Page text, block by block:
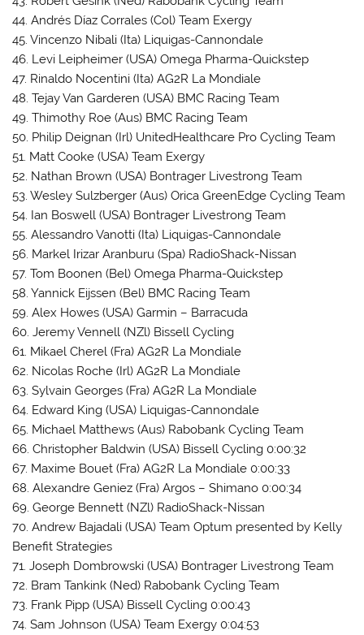
44. Andrés Díaz Corrales (Col) Team Exergy
45. Vincenzo Nibali (Ita) Liquigas-Cannondale
46. Levi Leipheimer (USA) Omega Pharma-Quickstep
47. Rinaldo Nocentini (Ita) AG2R La Mondiale
48. Tejay Van Garderen (USA) BMC Racing Team
49. Thimothy Roe (Aus) BMC Racing Team
50. Philip Deignan (Irl) UnitedHealthcare Pro Cycling Team
51. Matt Cooke (USA) Team Exergy
52. Nathan Brown (USA) Bontrager Livestrong Team
53. Wesley Sulzberger (Aus) Orica GreenEdge Cycling Team
54. Ian Boswell (USA) Bontrager Livestrong Team
55. Alessandro Vanotti (Ita) Liquigas-Cannondale
56. Markel Irizar Aranburu (Spa) RadioShack-Nissan
57. Tom Boonen (Bel) Omega Pharma-Quickstep
58. Yannick Eijssen (Bel) BMC Racing Team
59. Alex Howes (USA) Garmin – Barracuda
60. Jeremy Vennell (NZl) Bissell Cycling
61. Mikael Cherel (Fra) AG2R La Mondiale
62. Nicolas Roche (Irl) AG2R La Mondiale
63. Sylvain Georges (Fra) AG2R La Mondiale
64. Edward King (USA) Liquigas-Cannondale
65. Michael Matthews (Aus) Rabobank Cycling Team
66. Christopher Baldwin (USA) Bissell Cycling 0:00:32
67. Maxime Bouet (Fra) AG2R La Mondiale 0:00:33
68. Alexandre Geniez (Fra) Argos – Shimano 0:00:34
69. George Bennett (NZl) RadioShack-Nissan
70. Andrew Bajadali (USA) Team Optum presented by Kelly
Benefit Strategies
71. Joseph Dombrowski (USA) Bontrager Livestrong Team
72. Bram Tankink (Ned) Rabobank Cycling Team
73. Frank Pipp (USA) Bissell Cycling 0:00:43
74. Sam Johnson (USA) Team Exergy 0:04:53